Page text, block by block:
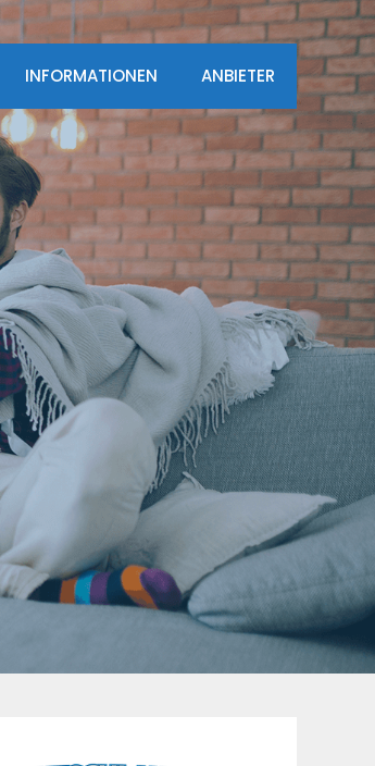
INFORMATIONEN ANBIETER